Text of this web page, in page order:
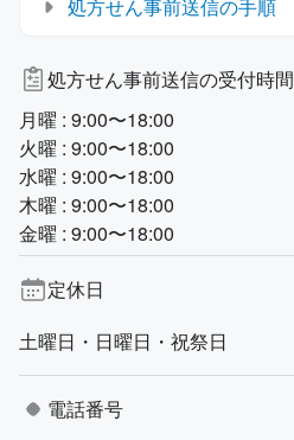
処方せん事前送信の手順
処方せん事前送信の受付時間
月曜 : 9:00〜18:00
火曜 : 9:00〜18:00
水曜 : 9:00〜18:00
木曜 : 9:00〜18:00
金曜 : 9:00〜18:00
定休日
土曜日・日曜日・祝祭日
電話番号